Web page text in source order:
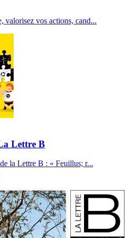
valorisez vos actions, cand...
Lettre B
la Lettre B : « Feuillus; r...